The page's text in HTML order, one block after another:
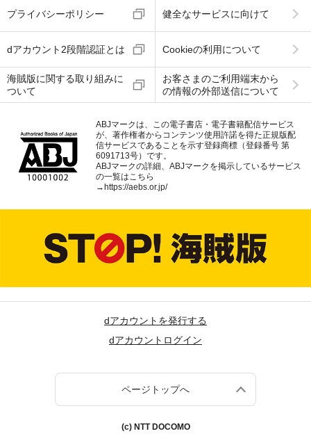
プライバシーポリシー 健全なサービスに向けて
dアカウント2段階認証とは Cookieの利用について
海賊版に関する取り組みに
ついて
お客さまのご利用端末から
の情報の外部送信について
ABJマークは、この電子書店・電子書籍配信サービス
が、著作権者からコンテンツ使用許諾を得た正規版配
信サービスであることを示す登録商標（登録番号 第
6091713号）です。
ABJマークの詳細、ABJマークを掲示しているサービス
の一覧はこちら
→ https://aebs.or.jp/
dアカウントを発行する
dアカウントログイン
ページトップへ
(c) NTT DOCOMO